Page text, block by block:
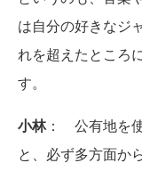
は自分の好きなジ
れを超えたところ
す。
小林： 公有地を
と、必ず多方面か